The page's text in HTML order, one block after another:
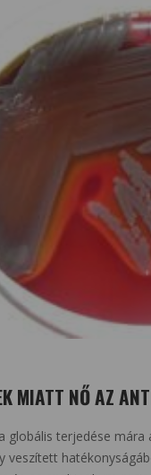
MIATT NŐ AZ
globális terjedése
veszített